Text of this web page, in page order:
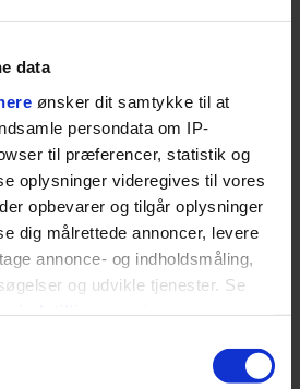
data
ønsker dit samtykke til at
persondata om IP-
til præferencer, statistik og
oplysninger videregives til vores
opbevarer og tilgår oplysninger
dig målrettede annoncer, levere
annonce- og indholdsmåling,
og udvikle tjenester. Se
fra vores
til
NYHEDSBREV
Skriv dig op til
til det kommende partnerskab
performance og moderne